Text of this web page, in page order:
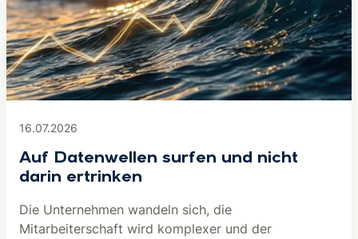
16.07.2026
Auf Datenwellen surfen und nicht
darin ertrinken
Die Unternehmen wandeln sich, die
Mitarbeiterschaft wird komplexer und der